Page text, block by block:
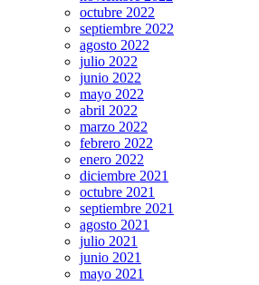
octubre 2022
septiembre 2022
agosto 2022
julio 2022
junio 2022
mayo 2022
abril 2022
marzo 2022
febrero 2022
enero 2022
diciembre 2021
octubre 2021
septiembre 2021
agosto 2021
julio 2021
junio 2021
mayo 2021